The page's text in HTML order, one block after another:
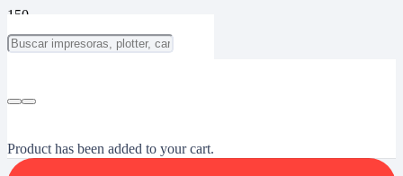
Product has been added to your cart.